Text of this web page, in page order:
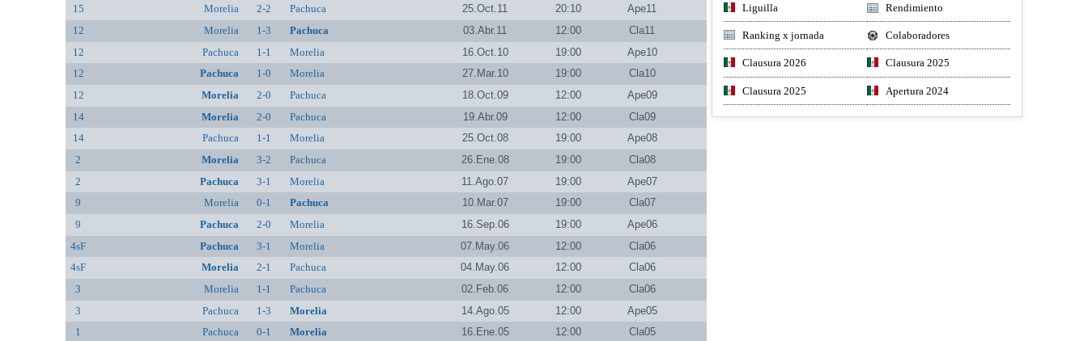
15
Morelia 2-2 Pachuca 25.Oct.11 20:10
Ape11
12
Morelia 1-3 Pachuca 03.Abr.11 12:00
Cla11
12
Pachuca 1-1 Morelia 16.Oct.10 19:00
Ape10
12
Pachuca 1-0 Morelia 27.Mar.10 19:00
Cla10
12
Morelia 2-0 Pachuca 18.Oct.09 12:00
Ape09
14
Morelia 2-0 Pachuca 19.Abr.09 12:00
Cla09
14
Pachuca 1-1 Morelia 25.Oct.08 19:00
Ape08
2
Morelia 3-2 Pachuca 26.Ene.08 19:00
Cla08
2
Pachuca 3-1 Morelia 11.Ago.07 19:00
Ape07
9
Morelia 0-1 Pachuca 10.Mar.07 19:00
Cla07
9
Pachuca 2-0 Morelia 16.Sep.06 19:00
Ape06
4sF
Pachuca 3-1 Morelia 07.May.06 12:00
Cla06
4sF
Morelia 2-1 Pachuca 04.May.06 12:00
Cla06
3
Morelia 1-1 Pachuca 02.Feb.06 12:00
Cla06
3
Pachuca 1-3 Morelia 14.Ago.05 12:00
Ape05
1
Pachuca 0-1 Morelia 16.Ene.05 12:00
Cla05
Liguilla Rendimiento
Ranking x jornada Colaboradores
Clausura 2026 Clausura 2025
Clausura 2025 Apertura 2024